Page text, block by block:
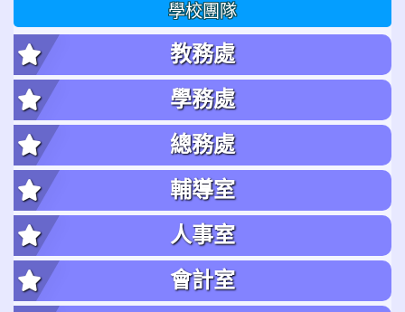
學校團隊
教務處
學務處
總務處
輔導室
人事室
會計室